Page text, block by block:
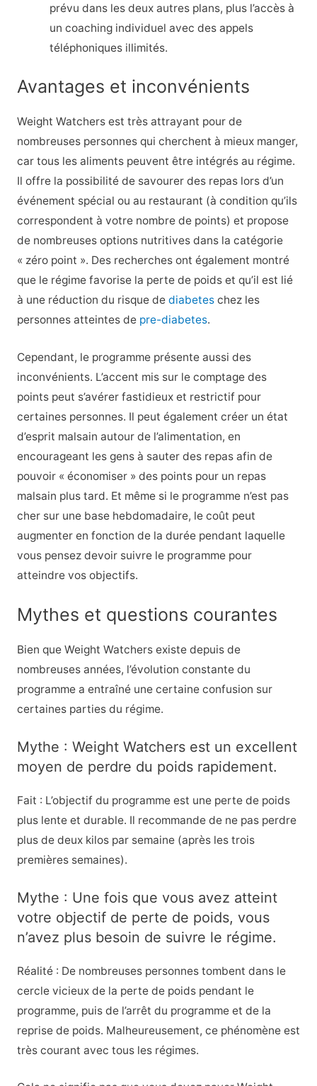
prévu dans les deux autres plans, plus l’accès à
un coaching individuel avec des appels
téléphoniques illimités.
Avantages et inconvénients
Weight Watchers est très attrayant pour de
nombreuses personnes qui cherchent à mieux manger,
car tous les aliments peuvent être intégrés au régime.
Il offre la possibilité de savourer des repas lors d’un
événement spécial ou au restaurant (à condition qu’ils
correspondent à votre nombre de points) et propose
de nombreuses options nutritives dans la catégorie
« zéro point ». Des recherches ont également montré
que le régime favorise la perte de poids et qu’il est lié
à une réduction du risque de diabeteschez les
personnes atteintes de pre-diabetes.
Cependant, le programme présente aussi des
inconvénients. L’accent mis sur le comptage des
points peut s’avérer fastidieux et restrictif pour
certaines personnes. Il peut également créer un état
d’esprit malsain autour de l’alimentation, en
encourageant les gens à sauter des repas afin de
pouvoir « économiser » des points pour un repas
malsain plus tard. Et même si le programme n’est pas
cher sur une base hebdomadaire, le coût peut
augmenter en fonction de la durée pendant laquelle
vous pensez devoir suivre le programme pour
atteindre vos objectifs.
Mythes et questions courantes
Bien que Weight Watchers existe depuis de
nombreuses années, l’évolution constante du
programme a entraîné une certaine confusion sur
certaines parties du régime.
Mythe : Weight Watchers est un excellent
moyen de perdre du poids rapidement.
Fait : L’objectif du programme est une perte de poids
plus lente et durable. Il recommande de ne pas perdre
plus de deux kilos par semaine (après les trois
premières semaines).
Mythe : Une fois que vous avez atteint
votre objectif de perte de poids, vous
n’avez plus besoin de suivre le régime.
Réalité : De nombreuses personnes tombent dans le
cercle vicieux de la perte de poids pendant le
programme, puis de l’arrêt du programme et de la
reprise de poids. Malheureusement, ce phénomène est
très courant avec tous les régimes.